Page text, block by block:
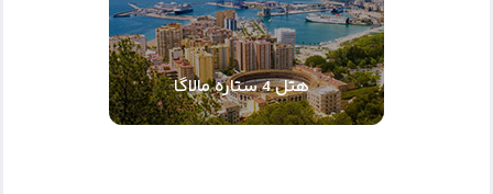
هتل 4 ستاره مالاگا